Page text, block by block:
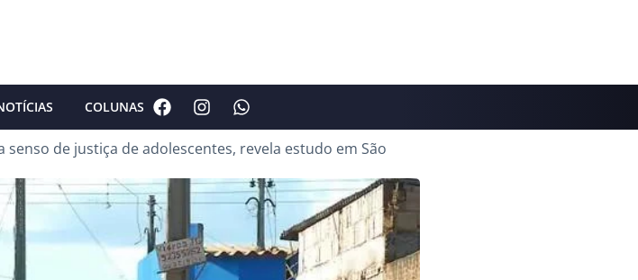
COLUNAS
de justiça de adolescentes, revela estudo em São